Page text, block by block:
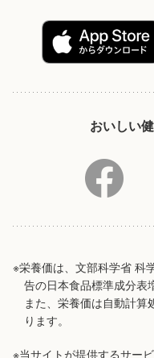
おいしい
※栄養価は、文部科学省 科
告の日本食品標準成分表
また、栄養価は自動計算
ります。
※当サイトが提供するサー